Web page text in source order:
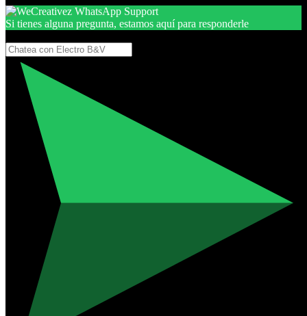
Si tienes alguna pregunta, estamos aquí para responderle